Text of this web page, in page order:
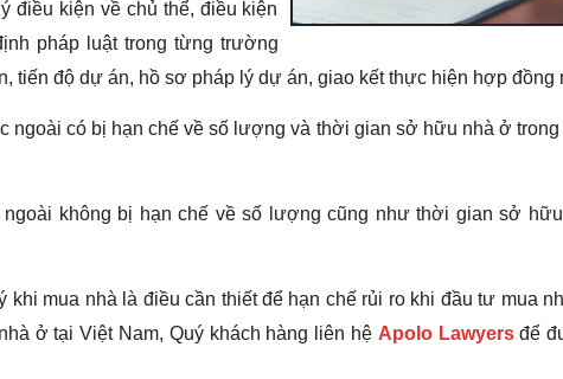
điều kiện về chủ thể, điều kiện
pháp luật trong từng trường
tiến độ dự án, hồ sơ pháp lý dự án, giao kết thực hiện hợp
có bị hạn chế về số lượng và thời gian sở hữu nhà ở trong
không bị hạn chế về số lượng cũng như thời gian sở
khi mua nhà là điều cần thiết để hạn chế rủi ro khi đầu tư mua
ở tại Việt Nam, Quý khách hàng liên hệ Apolo Lawyersđể